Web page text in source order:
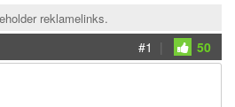
reklamelinks.
#1 | 50